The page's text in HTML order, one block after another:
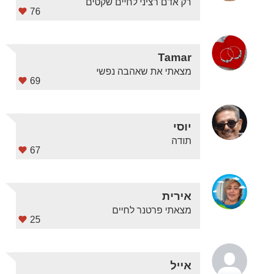
76
רק אדם רציני לחיים שקטים
69
Tamar
מצאתי את שאהבה נפשי
67
יוסי
תודה
25
אירית
מצאתי פרטנר לחיים
אייל